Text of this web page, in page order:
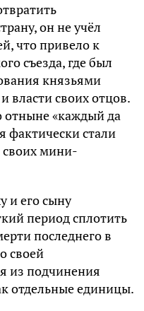
он не учёл
что привело к
съезда, где был
князьями
власти своих отцов.
отныне «каждый да
фактически стали
мини-
и его сыну
период сплотить
последнего в
своей
из подчинения
отдельные единицы.